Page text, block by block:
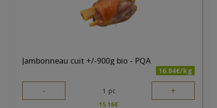
Jambonneau cuit +/-900g bio - PQA
16.84€/kg
- 1 pc +
15.16€